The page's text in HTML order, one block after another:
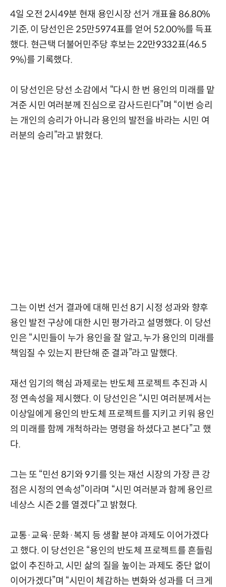
4일 오전 2시49분 현재 용인시장 선거 개표율 86.80%
기준, 이 당선인은 25만5974표를 얻어 52.00%를 득표
했다. 현근택 더불어민주당 후보는 22만9332표(46.5
9%)를 기록했다.
이 당선인은 당선 소감에서 “다시 한 번 용인의 미래를 맡
겨준 시민 여러분께 진심으로 감사드린다”며 “이번 승리
는 개인의 승리가 아니라 용인의 발전을 바라는 시민 여
러분의 승리”라고 밝혔다.
그는 이번 선거 결과에 대해 민선 8기 시정 성과와 향후
용인 발전 구상에 대한 시민 평가라고 설명했다. 이 당선
인은 “시민들이 누가 용인을 잘 알고, 누가 용인의 미래를
책임질 수 있는지 판단해 준 결과”라고 말했다.
재선 임기의 핵심 과제로는 반도체 프로젝트 추진과 시
정 연속성을 제시했다. 이 당선인은 “시민 여러분께서는
이상일에게 용인의 반도체 프로젝트를 지키고 키워 용인
의 미래를 함께 개척하라는 명령을 하셨다고 본다”고 했
다.
그는 또 “민선 8기와 9기를 잇는 재선 시장의 가장 큰 강
점은 시정의 연속성”이라며 “시민 여러분과 함께 용인르
네상스 시즌 2를 열겠다”고 밝혔다.
교통·교육·문화·복지 등 생활 분야 과제도 이어가겠다
고 했다. 이 당선인은 “용인의 반도체 프로젝트를 흔들림
없이 추진하고, 시민 삶의 질을 높이는 과제도 중단 없이
이어가겠다”며 “시민이 체감하는 변화와 성과를 더 크게